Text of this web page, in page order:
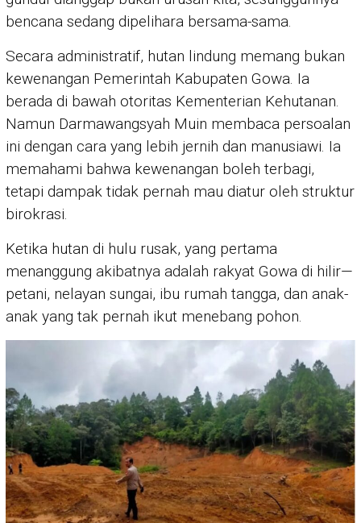
bencana sedang dipelihara bersama-sama.
Secara administratif, hutan lindung memang bukan
kewenangan Pemerintah Kabupaten Gowa. Ia
berada di bawah otoritas Kementerian Kehutanan.
Namun Darmawangsyah Muin membaca persoalan
ini dengan cara yang lebih jernih dan manusiawi. Ia
memahami bahwa kewenangan boleh terbagi,
tetapi dampak tidak pernah mau diatur oleh struktur
birokrasi.
Ketika hutan di hulu rusak, yang pertama
menanggung akibatnya adalah rakyat Gowa di hilir—
petani, nelayan sungai, ibu rumah tangga, dan anak-
anak yang tak pernah ikut menebang pohon.